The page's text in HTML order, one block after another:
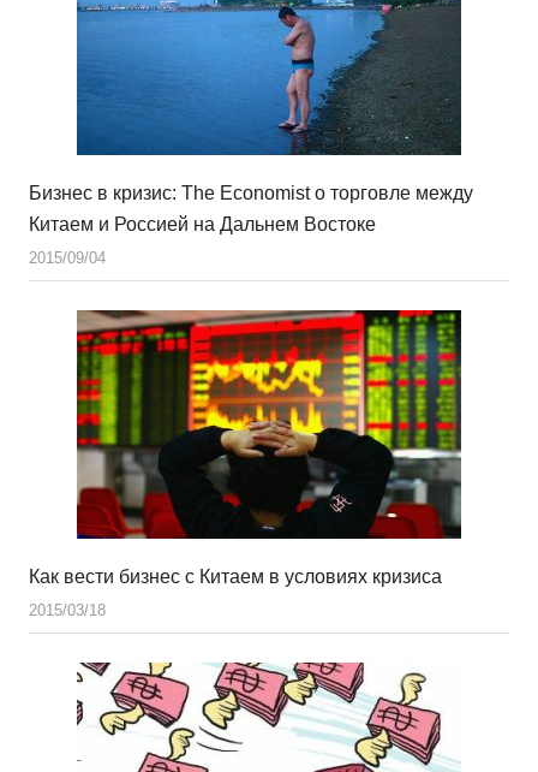
Бизнес в кризис: The Economist о торговле между
Китаем и Россией на Дальнем Востоке
2015/09/04
Как вести бизнес с Китаем в условиях кризиса
2015/03/18